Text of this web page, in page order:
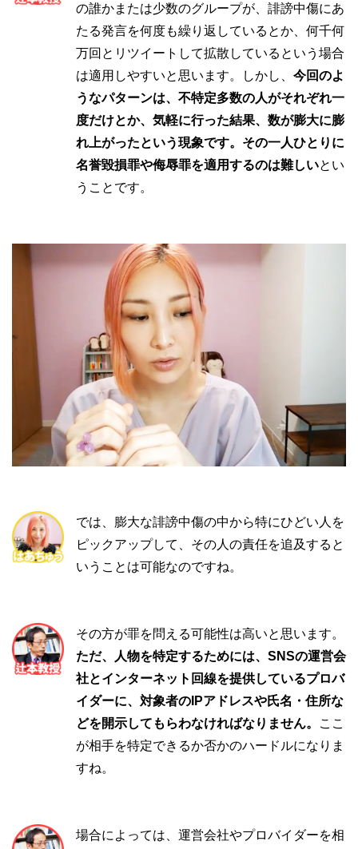
の誰かまたは少数のグループが、誹謗中傷にあ
たる発言を何度も繰り返しているとか、何千何
万回とリツイートして拡散しているという場合
は適用しやすいと思います。しかし、 今回のよ
うなパターンは、不特定多数の人がそれぞれ一
度だけとか、気軽に行った結果、数が膨大に膨
れ上がったという現象です。その一人ひとりに
名誉毀損罪や侮辱罪を適用するのは難しいとい
うことです。
では、膨大な誹謗中傷の中から特にひどい人を
ピックアップして、その人の責任を追及すると
いうことは可能なのですね。
その方が罪を問える可能性は高いと思います。
ただ、人物を特定するためには、SNSの運営会
社とインターネット回線を提供しているプロバ
イダーに、対象者のIPアドレスや氏名・住所な
どを開示してもらわなければなりません。
ここ
が相手を特定できるか否かのハードルになりま
すね。
場合によっては、運営会社やプロバイダーを相